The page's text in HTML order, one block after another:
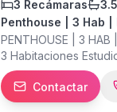
3 Recámaras
Penthouse | 3 Hab
PENTHOUSE | 3 HAB
3 Habitaciones
con isla Área de
concepto industrial,
180° al mar y la
Contactar